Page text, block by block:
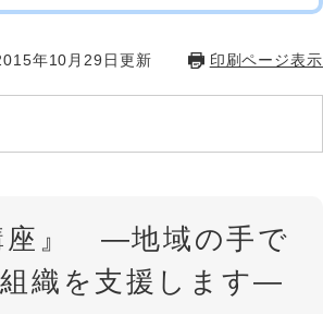
年10月29日更新 印刷ページ表示
座』 ―地域の手で
織を支援します―